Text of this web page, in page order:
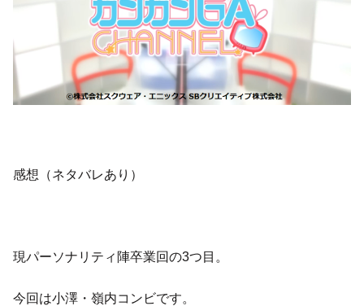
感想（ネタバレあり）
現パーソナリティ陣卒業回の3つ目。
今回は小澤・嶺内コンビです。